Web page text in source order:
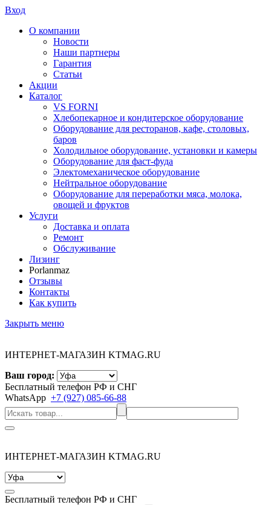
Вход
О компании
Новости
Наши партнеры
Гарантия
Статьи
Акции
Каталог
VS FORNI
Хлебопекарное и кондитерское оборудование
Оборудование для ресторанов, кафе, столовых,
баров
Холодильное оборудование, установки и камеры
Оборудование для фаст-фуда
Электомеханическое оборудование
Нейтральное оборудование
Оборудование для переработки мяса, молока,
овощей и фруктов
Услуги
Доставка и оплата
Ремонт
Обслуживание
Лизинг
Porlanmaz
Отзывы
Контакты
Как купить
Закрыть меню
ИНТЕРНЕТ-МАГАЗИН KTMAG.RU
Ваш город:
Бесплатный телефон РФ и СНГ
WhatsApp +7 (927) 085-66-88
ИНТЕРНЕТ-МАГАЗИН KTMAG.RU
Бесплатный телефон РФ и СНГ